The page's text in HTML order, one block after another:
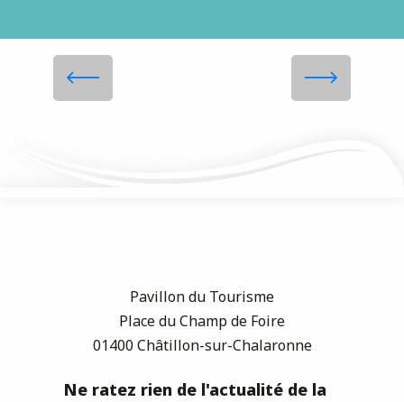
Abbaye Notre-Dame des
Pavillon du Tourisme
Place du Champ de Foire
01400 Châtillon-sur-Chalaronne
Ne ratez rien de l'actualité de la